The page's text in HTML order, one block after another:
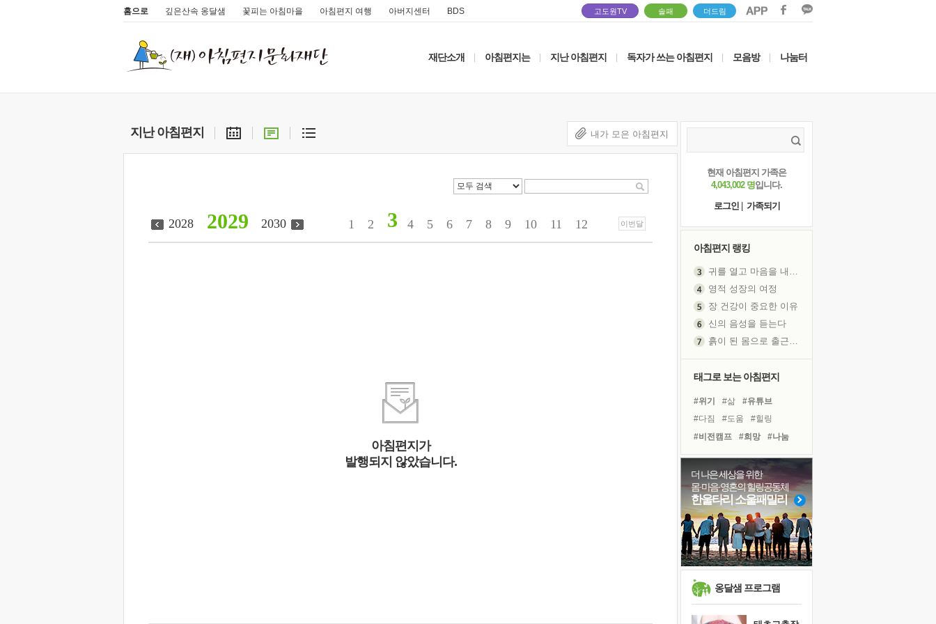
홈으로 깊은산속 옹달샘 꽃피는 아침마을 아침편지 여행 아버지센터 BDS 고도원TV 솔패 더드림
재단소개 아침편지는 지난 아침편지 독자가 쓰는 아침편지 모음방 나눔터
지난 아침편지 내가 모은 아침편지
2029
2028 2030 1 2 3 4 5 6 7 8 9 10 11 12 이번달
아침편지가
발행되지 않았습니다.
현재 아침편지 가족은
4,043,002 명입니다.
로그인
가족되기
아침편지 랭킹
귀를 열고 마음을 내어주고
영적 성장의 여정
장 건강이 중요한 이유
신의 음성을 듣는다
흙이 된 몸으로 출근하는 여자
졸업식 사진을 보며
아픈 아버지를 위한 공간 설계
극심한 변비, 어깨결림, 수면 장애
보고 싶은 어머니
유년 시절의 부산 영도 바다
못된 꼰대들
거울 속의 나
희망이란
'모른다'는 것
태그로 보는 아침편지
#위기 #삶
#유튜브
#다짐
#도움
#힐링
#비전캠프
#희망
#나눔
#계획
#면역력
#건강
#링컨학교
#사람
#선택
#극복
#명상
#경험
#리더
#독서캠프
#바이러스
더 나은 세상을 위한
몸·마음·영혼의 힐링공동체
한울타리 소울패밀리
옹달샘 프로그램